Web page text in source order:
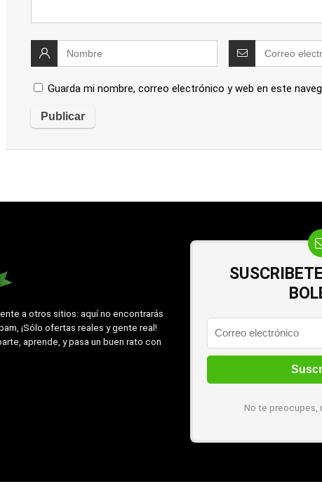
Guarda mi nombre, correo electrónico y web en este
a otros sitios: aquí no encontrarás
¡Sólo ofertas reales y gente real!
aprende, y pasa un buen rato con
No te preocupes,